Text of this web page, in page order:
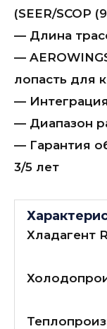
(SEER/SCOP
— Длина
—
лопасть для
—
— Диапазон
— Гарантия
3/5 лет
Хладагент